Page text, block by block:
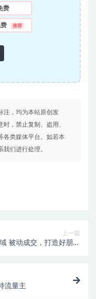
费
推荐
注，均为本站原创发
，禁止复制、盗用、
各类媒体平台。如若本
们进行处理。
上一篇
被动成交，打造好朋友
流量主